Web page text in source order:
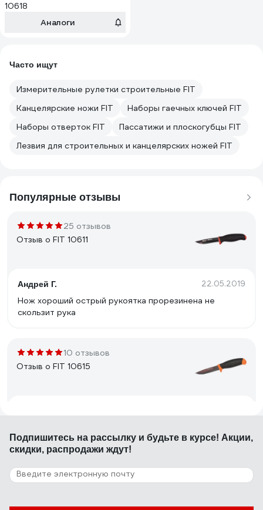
10618
Аналоги
Часто ищут
Измерительные рулетки строительные FIT
Канцелярские ножи FIT
Наборы гаечных ключей FIT
Наборы отверток FIT
Пассатижи и плоскогубцы FIT
Лезвия для строительных и канцелярских ножей FIT
Популярные отзывы
25 отзывов
Отзыв о FIT 10611
Андрей Г. 22.05.2019
Нож хороший острый рукоятка прорезинена не
скользит рука
10 отзывов
Отзыв о FIT 10615
завода. Дешёвый.
16 отзывов
Подпишитесь на рассылку и будьте в курсе! Акции,
скидки, распродажи ждут!